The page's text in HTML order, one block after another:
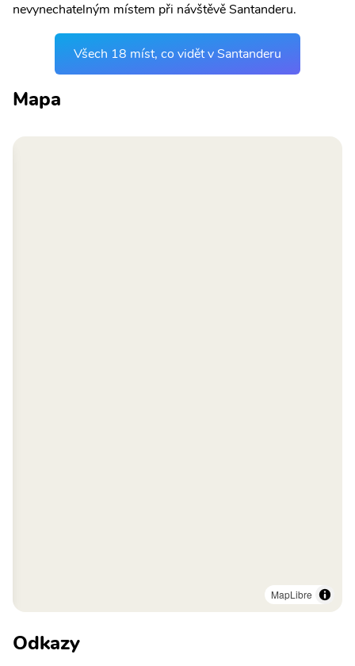
nevynechatelným místem při návštěvě Santanderu.
Všech 18 míst, co vidět v Santanderu
Mapa
MapLibre
Odkazy